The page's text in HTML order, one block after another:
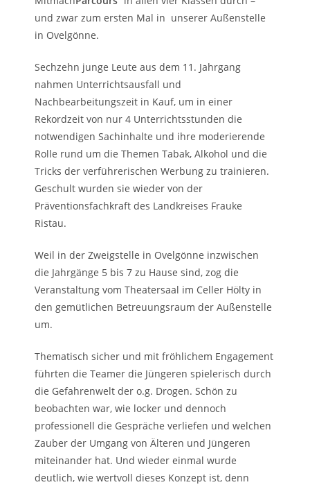
und zwar zum ersten Mal in unserer Außenstelle
in Ovelgönne.
Sechzehn junge Leute aus dem 11. Jahrgang
nahmen Unterrichtsausfall und
Nachbearbeitungszeit in Kauf, um in einer
Rekordzeit von nur 4 Unterrichtsstunden die
notwendigen Sachinhalte und ihre moderierende
Rolle rund um die Themen Tabak, Alkohol und die
Tricks der verführerischen Werbung zu trainieren.
Geschult wurden sie wieder von der
Präventionsfachkraft des Landkreises Frauke
Ristau.
Weil in der Zweigstelle in Ovelgönne inzwischen
die Jahrgänge 5 bis 7 zu Hause sind, zog die
Veranstaltung vom Theatersaal im Celler Hölty in
den gemütlichen Betreuungsraum der Außenstelle
um.
Thematisch sicher und mit fröhlichem Engagement
führten die Teamer die Jüngeren spielerisch durch
die Gefahrenwelt der o.g. Drogen. Schön zu
beobachten war, wie locker und dennoch
professionell die Gespräche verliefen und welchen
Zauber der Umgang von Älteren und Jüngeren
miteinander hat. Und wieder einmal wurde
deutlich, wie wertvoll dieses Konzept ist, denn